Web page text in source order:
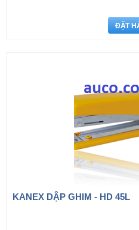
KANEX DẬP GHIM - HD 45L